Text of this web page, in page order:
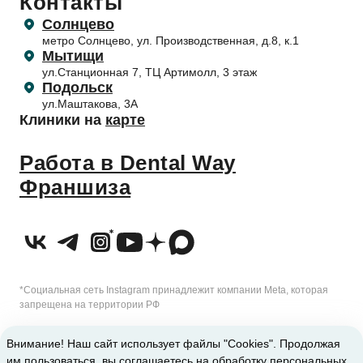
Внимание! Наш сайт использует файлы "Cookies". Продолжая
Лечение десен (пародонтология)
Профилактика и профессиональная гигиена
Отбеливание зубов
Гигиена зубов детям и профилактика
Правила поведения пациентов
Приём несовершеннолетних пациентов
Налоговый вычет
Обработка персональных данных
Согласие на обработку персональных данных
Согласие на обработку с помощью метрических программ
Солнцево
метро Солнцево, ул. Производственная, д.8, к.1
Мытищи
ул.Станционная 7, ТЦ Артимолл, 3 этаж
Подольск
ул.Маштакова, 3А
Клиники на карте
Работа в Dental Way
Франшиза
*Социальная сеть Instagram принадлежит компании Meta, которая
запрещена на территории РФ